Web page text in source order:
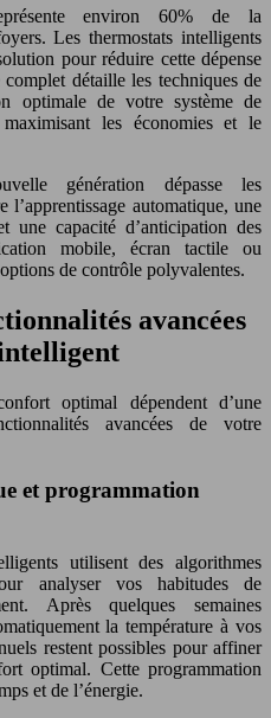
environ 60% de la
Les thermostats intelligents
pour réduire cette dépense
détaille les techniques de
optimale de votre système de
les économies et le
génération dépasse les
automatique, une
une capacité d’anticipation des
mobile, écran tactile ou
de contrôle polyvalentes.
avancées
optimal dépendent d’une
avancées de votre
et programmation
utilisent des algorithmes
analyser vos habitudes de
Après quelques semaines
la température à vos
restent possibles pour affiner
optimal. Cette programmation
et de l’énergie.